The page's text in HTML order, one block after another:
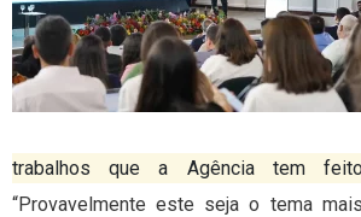
trabalhos que a Agência tem
“Provavelmente este seja o tema